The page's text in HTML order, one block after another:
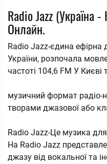
Radio Jazz (Україна
Онлайн.
Radio Jazz-єдина ефірна
України, розпочала
частоті 104,6 FM У Києві
музичний формат радіо-
творами джазової або
Radio Jazz-Це музика
На Radio Jazz
джазу від вокальної та